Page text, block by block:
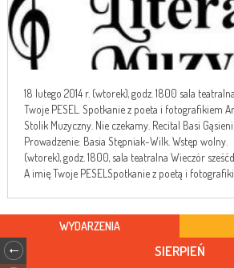
18 lutego 2014 r. (wtorek), godz. 1800 sala
Twoje PESEL. Spotkanie z poeta i fotografikiem
Stolik Muzyczny. Nie czekamy. Recital Basi
Prowadzenie: Basia Stępniak-Wilk. Wstęp wolny.
(wtorek), godz. 1800, sala teatralna Wieczór
A imię Twoje PESELSpotkanie z poetą i
WYDARZENIA
SIERPIEŃ